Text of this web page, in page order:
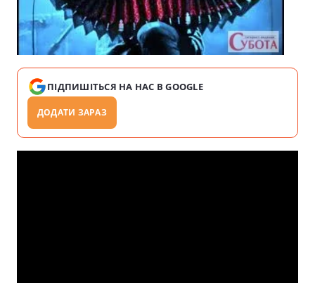
ПІДПИШІТЬСЯ НА НАС В GOOGLE
ДОДАТИ ЗАРАЗ